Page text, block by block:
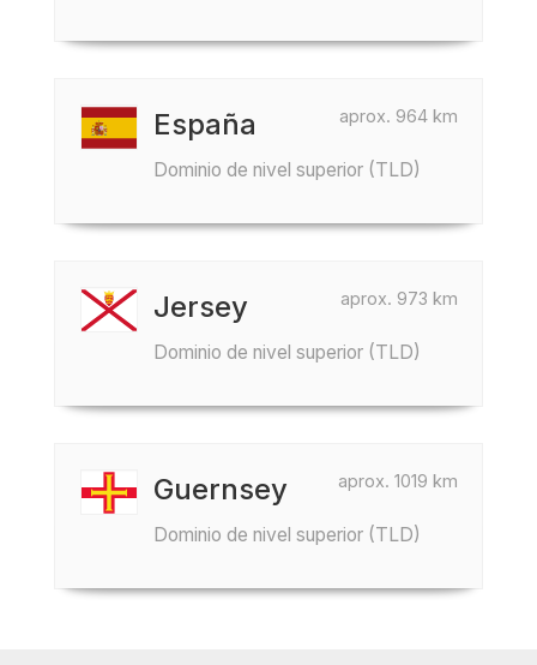
aprox. 964 km
España
Dominio de nivel superior (TLD)
aprox. 973 km
Jersey
Dominio de nivel superior (TLD)
aprox. 1019 km
Guernsey
Dominio de nivel superior (TLD)